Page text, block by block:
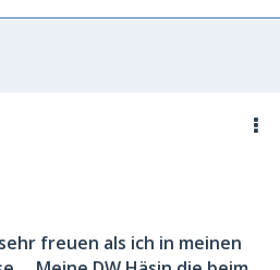
freuen als ich in meinen